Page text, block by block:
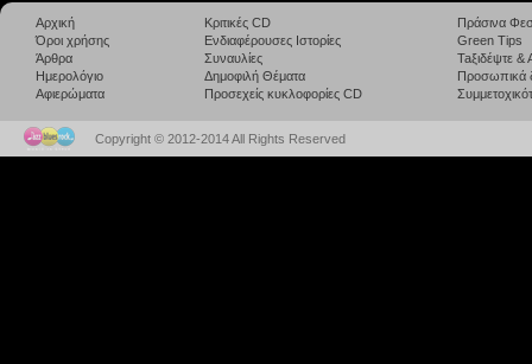
Αρχική
Όροι χρήσης
Άρθρα
Ημερολόγιο
Αφιερώματα
Κριτικές CD
Ενδιαφέρουσες Ιστορίες
Συναυλίες
Δημοφιλή Θέματα
Προσεχείς κυκλοφορίες CD
Πράσινα
Green Tips
Taξιδέψτε
Προσωπικά
Copyright © 2012-2014 All Rights Reserved